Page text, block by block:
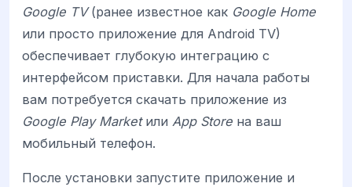
Google TV(ранее известное как Google Home
или просто приложение для Android TV)
обеспечивает глубокую интеграцию с
интерфейсом приставки. Для начала работы
вам потребуется скачать приложение из
Google Play Marketили App Store на ваш
мобильный телефон.
После установки запустите приложение и